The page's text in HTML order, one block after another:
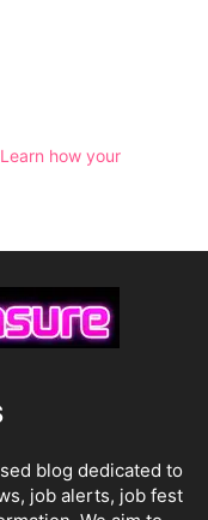
Learn how your
blog dedicated to
job alerts, job fest